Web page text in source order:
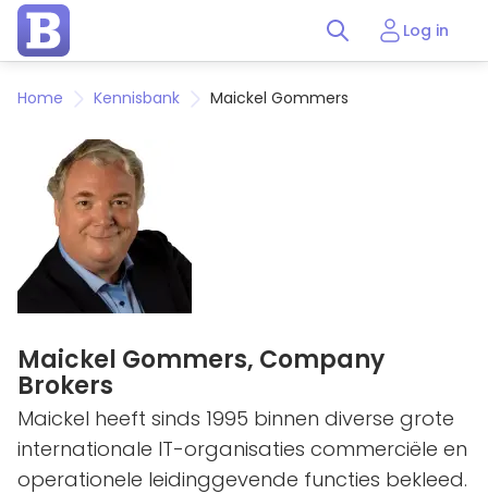
Log in
Home Kennisbank Maickel Gommers
Maickel Gommers, Company
Brokers
Maickel heeft sinds 1995 binnen diverse grote
internationale IT-organisaties commerciële en
operationele leidinggevende functies bekleed.